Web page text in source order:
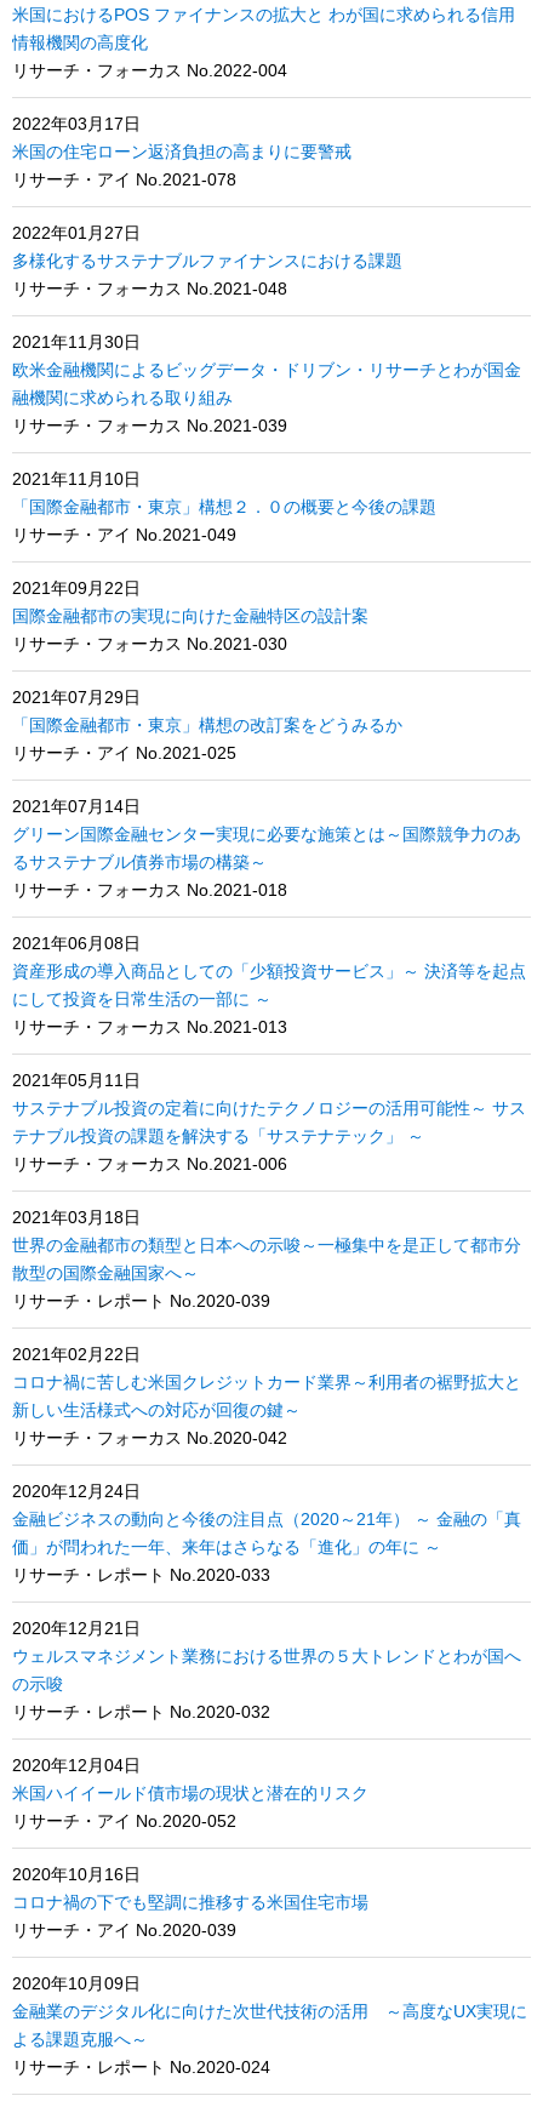
米国におけるPOS ファイナンスの拡大と わが国に求められる信用
情報機関の高度化
リサーチ・フォーカス No.2022-004
2022年03月17日
米国の住宅ローン返済負担の高まりに要警戒
リサーチ・アイ No.2021-078
2022年01月27日
多様化するサステナブルファイナンスにおける課題
リサーチ・フォーカス No.2021-048
2021年11月30日
欧米金融機関によるビッグデータ・ドリブン・リサーチとわが国金
融機関に求められる取り組み
リサーチ・フォーカス No.2021-039
2021年11月10日
「国際金融都市・東京」構想２．０の概要と今後の課題
リサーチ・アイ No.2021-049
2021年09月22日
国際金融都市の実現に向けた金融特区の設計案
リサーチ・フォーカス No.2021-030
2021年07月29日
「国際金融都市・東京」構想の改訂案をどうみるか
リサーチ・アイ No.2021-025
2021年07月14日
グリーン国際金融センター実現に必要な施策とは～国際競争力のあ
るサステナブル債券市場の構築～
リサーチ・フォーカス No.2021-018
2021年06月08日
資産形成の導入商品としての「少額投資サービス」～ 決済等を起点
にして投資を日常生活の一部に ～
リサーチ・フォーカス No.2021-013
2021年05月11日
サステナブル投資の定着に向けたテクノロジーの活用可能性～ サス
テナブル投資の課題を解決する「サステナテック」 ～
リサーチ・フォーカス No.2021-006
2021年03月18日
世界の金融都市の類型と日本への示唆～一極集中を是正して都市分
散型の国際金融国家へ～
リサーチ・レポート No.2020-039
2021年02月22日
コロナ禍に苦しむ米国クレジットカード業界～利用者の裾野拡大と
新しい生活様式への対応が回復の鍵～
リサーチ・フォーカス No.2020-042
2020年12月24日
金融ビジネスの動向と今後の注目点（2020～21年） ～ 金融の「真
価」が問われた一年、来年はさらなる「進化」の年に ～
リサーチ・レポート No.2020-033
2020年12月21日
ウェルスマネジメント業務における世界の５大トレンドとわが国へ
の示唆
リサーチ・レポート No.2020-032
2020年12月04日
米国ハイイールド債市場の現状と潜在的リスク
リサーチ・アイ No.2020-052
2020年10月16日
コロナ禍の下でも堅調に推移する米国住宅市場
リサーチ・アイ No.2020-039
2020年10月09日
金融業のデジタル化に向けた次世代技術の活用 ～高度なUX実現に
よる課題克服へ～
リサーチ・レポート No.2020-024